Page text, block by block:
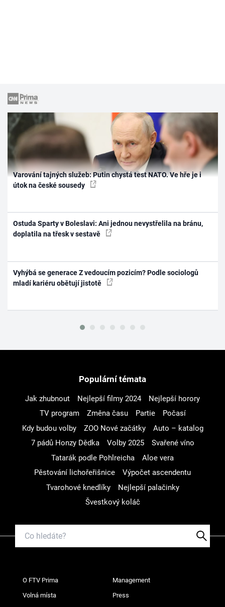
Varování tajných služeb: Putin chystá test NATO. Ve hře je i
útok na české sousedy
Ostuda Sparty v Boleslavi: Ani jednou nevystřelila na bránu,
doplatila na třesk v sestavě
Vyhýbá se generace Z vedoucím pozicím? Podle sociologů
mladí kariéru obětují jistotě
Populární témata
Jak zhubnout Nejlepší filmy 2024
Nejlepší horory
TV program
Změna času Partie
Počasí
Kdy budou volby
ZOO Nové začátky
Auto – katalog
7 pádů Honzy Dědka
Volby 2025
Svařené víno
Tatarák podle Pohlreicha
Aloe vera
Pěstování lichořeřišnice
Výpočet ascendentu
Tvarohové knedlíky
Nejlepší palačinky
Švestkový koláč
O FTV Prima Management
Volná místa Press